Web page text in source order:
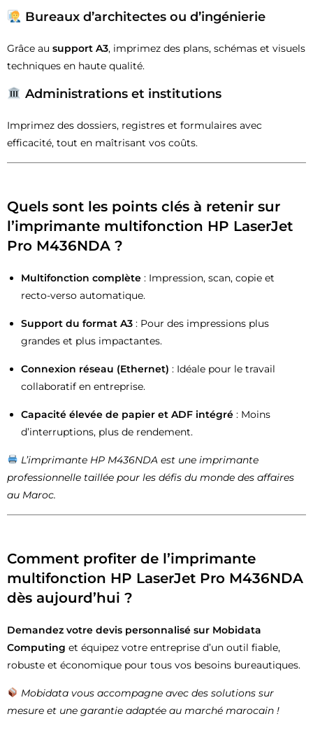
Bureaux d’architectes ou d’ingénierie
Grâce au support A3, imprimez des plans, schémas et visuels
techniques en haute qualité.
Administrations et institutions
Imprimez des dossiers, registres et formulaires avec
efficacité, tout en maîtrisant vos coûts.
Quels sont les points clés à retenir sur
l’imprimante multifonction HP LaserJet
Pro M436NDA ?
Multifonction complète : Impression, scan, copie et
recto-verso automatique.
Support du format A3 : Pour des impressions plus
grandes et plus impactantes.
Connexion réseau (Ethernet) : Idéale pour le travail
collaboratif en entreprise.
Capacité élevée de papier et ADF intégré : Moins
d’interruptions, plus de rendement.
L’imprimante HP M436NDA est une imprimante
professionnelle taillée pour les défis du monde des affaires
au Maroc.
Comment profiter de l’imprimante
multifonction HP LaserJet Pro M436NDA
dès aujourd’hui ?
Demandez votre devis personnalisé sur Mobidata
Computing et équipez votre entreprise d’un outil fiable,
robuste et économique pour tous vos besoins bureautiques.
Mobidata vous accompagne avec des solutions sur
mesure et une garantie adaptée au marché marocain !